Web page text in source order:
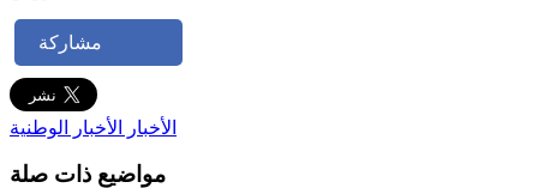
مشاركة
الأخبار الأخبار الوطنية
مواضيع ذات صلة